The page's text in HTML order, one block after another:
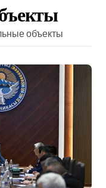
объекты